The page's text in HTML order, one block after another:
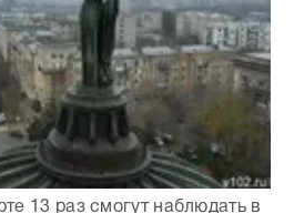
13 раз смогут наблюдать в